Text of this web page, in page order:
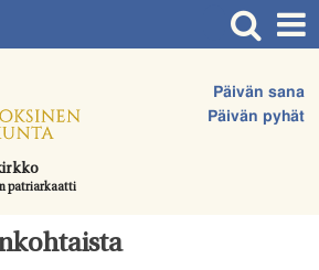
patriarkaatti
Päivän sana
Päivän pyhät